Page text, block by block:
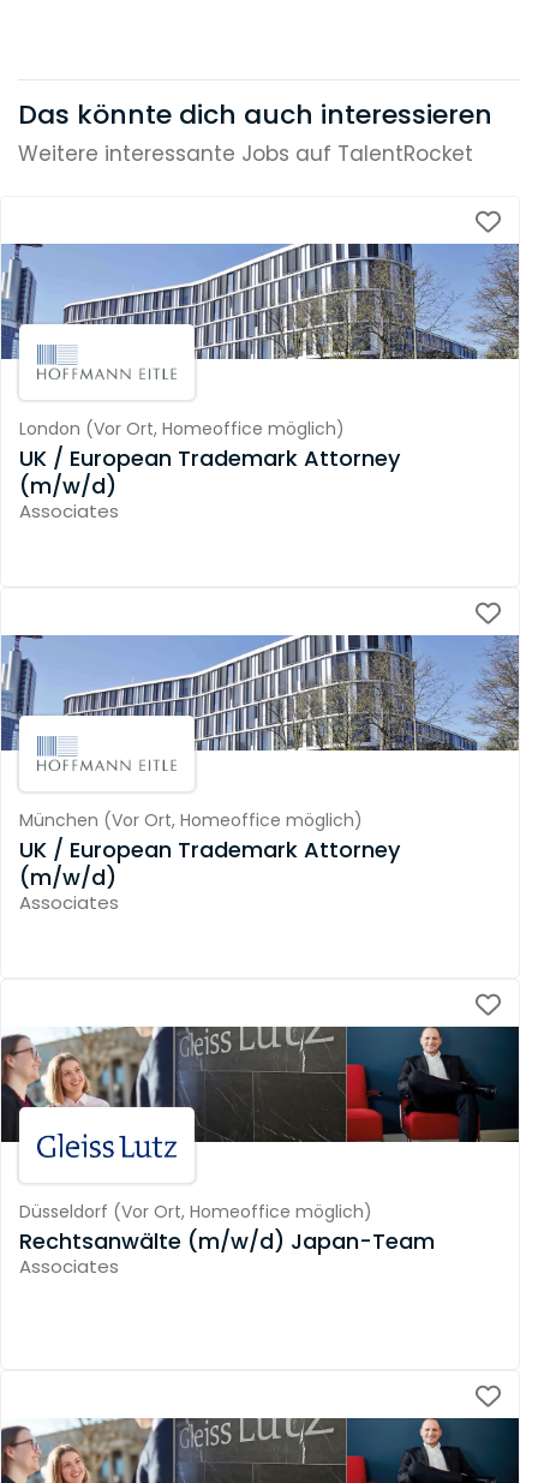
Das könnte dich auch interessieren
Weitere interessante Jobs auf TalentRocket
London (Vor Ort, Homeoffice möglich)
UK / European Trademark Attorney
(m/w/d)
Associates
München (Vor Ort, Homeoffice möglich)
UK / European Trademark Attorney
(m/w/d)
Associates
Düsseldorf (Vor Ort, Homeoffice möglich)
Rechtsanwälte (m/w/d) Japan-Team
Associates